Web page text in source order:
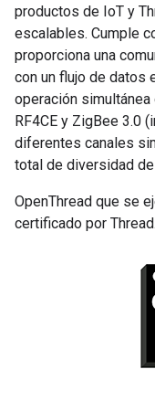
productos de IoT y
escalables. Cumple
proporciona una
con un flujo de datos
operación
RF4CE y ZigBee 3.0
diferentes canales
total de diversidad de
OpenThread que se
certificado por Thread.